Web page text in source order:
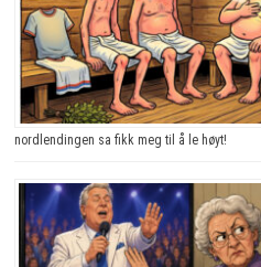
nordlendingen sa fikk meg til å le høyt!